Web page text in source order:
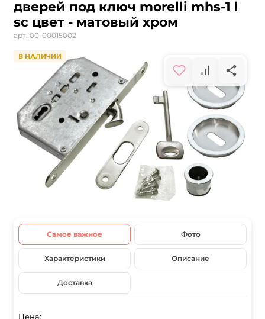
дверей под ключ morelli mhs-1 l
sc цвет - матовый хром
арт. 00-00015002
В НАЛИЧИИ
Самое важное Фото
Характеристики Описание
Доставка
Цена: